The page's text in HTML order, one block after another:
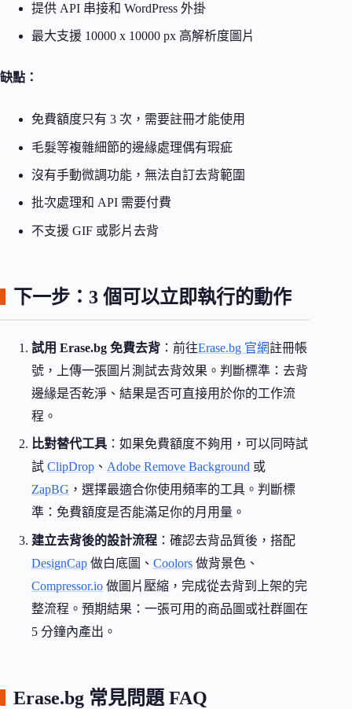
提供 API 串接和 WordPress 外掛
最大支援 10000 x 10000 px 高解析度圖片
缺點：
免費額度只有 3 次，需要註冊才能使用
毛髮等複雜細節的邊緣處理偶有瑕疵
沒有手動微調功能，無法自訂去背範圍
批次處理和 API 需要付費
不支援 GIF 或影片去背
下一步：3 個可以立即執行的動作
試用 Erase.bg 免費去背 ：前往Erase.bg 官網註冊帳
號，上傳一張圖片測試去背效果。判斷標準：去背
邊緣是否乾淨、結果是否可直接用於你的工作流
程。
比對替代工具 ：如果免費額度不夠用，可以同時試
試 ClipDrop 、 Adobe Remove Background 或
ZapBG ，選擇最適合你使用頻率的工具。判斷標
準：免費額度是否能滿足你的月用量。
建立去背後的設計流程 ：確認去背品質後，搭配
DesignCap 做白底圖、 Coolors 做背景色、
Compressor.io 做圖片壓縮，完成從去背到上架的完
整流程。預期結果：一張可用的商品圖或社群圖在
5 分鐘內產出。
Erase.bg 常見問題 FAQ